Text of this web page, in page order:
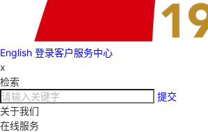
English 登录客户服务中心
x
检索
提交
关于我们
在线服务